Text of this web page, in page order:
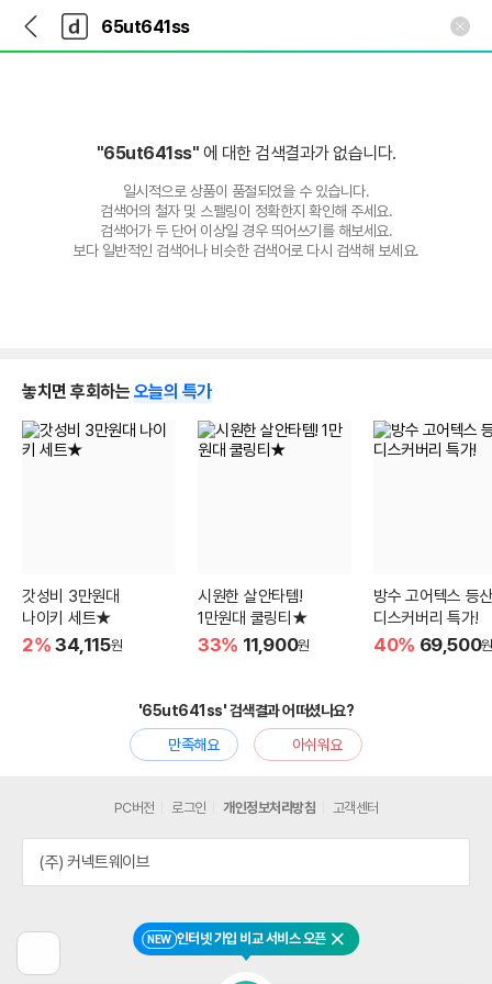
다
나
와
가
다
와
"65ut641ss" 에 대한 검색결과가 없습니다.
일시적으로 상품이 품절되었을 수 있습니다.
검색어의 철자 및 스펠링이 정확한지 확인해 주세요.
검색어가 두 단어 이상일 경우 띄어쓰기를 해보세요.
보다 일반적인 검색어나 비슷한 검색어로 다시 검색해 보세요.
놓치면 후회하는 오늘의 특가
갓성비 3만원대
나이키 세트★
2% 34,115원
시원한 살안타템!
1만원대 쿨링티★
33% 11,900원
방수 고어텍스 등
디스커버리 특가!
40% 69,500원
'65ut641ss' 검색결과 어떠셨나요?
만족해요
아쉬워요
전
NEW 인터넷 가입 비교 서비스 오픈 닫기
PC버전 로그인 개인정보처리방침 고객센터
(주) 커넥트웨이브